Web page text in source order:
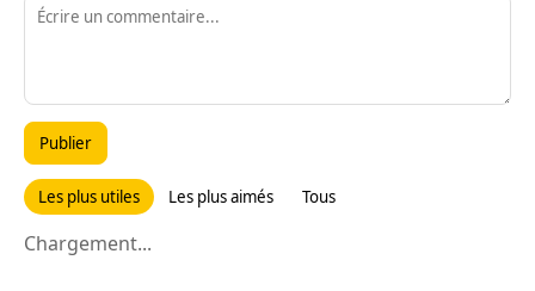
Publier
Les plus utiles Les plus aimés Tous
Chargement...